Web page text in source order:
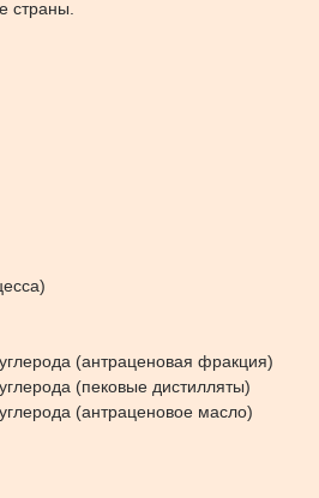
страны.
(антраценовая фракция)
(пековые дистилляты)
(антраценовое масло)